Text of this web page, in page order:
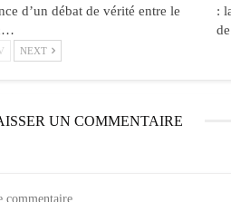
d’un débat de vérité entre le
:
NEXT
UN COMMENTAIRE